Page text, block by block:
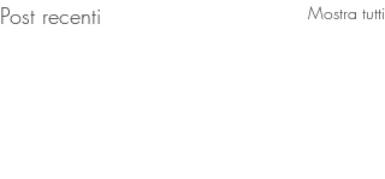
Post recenti Mostra tutti